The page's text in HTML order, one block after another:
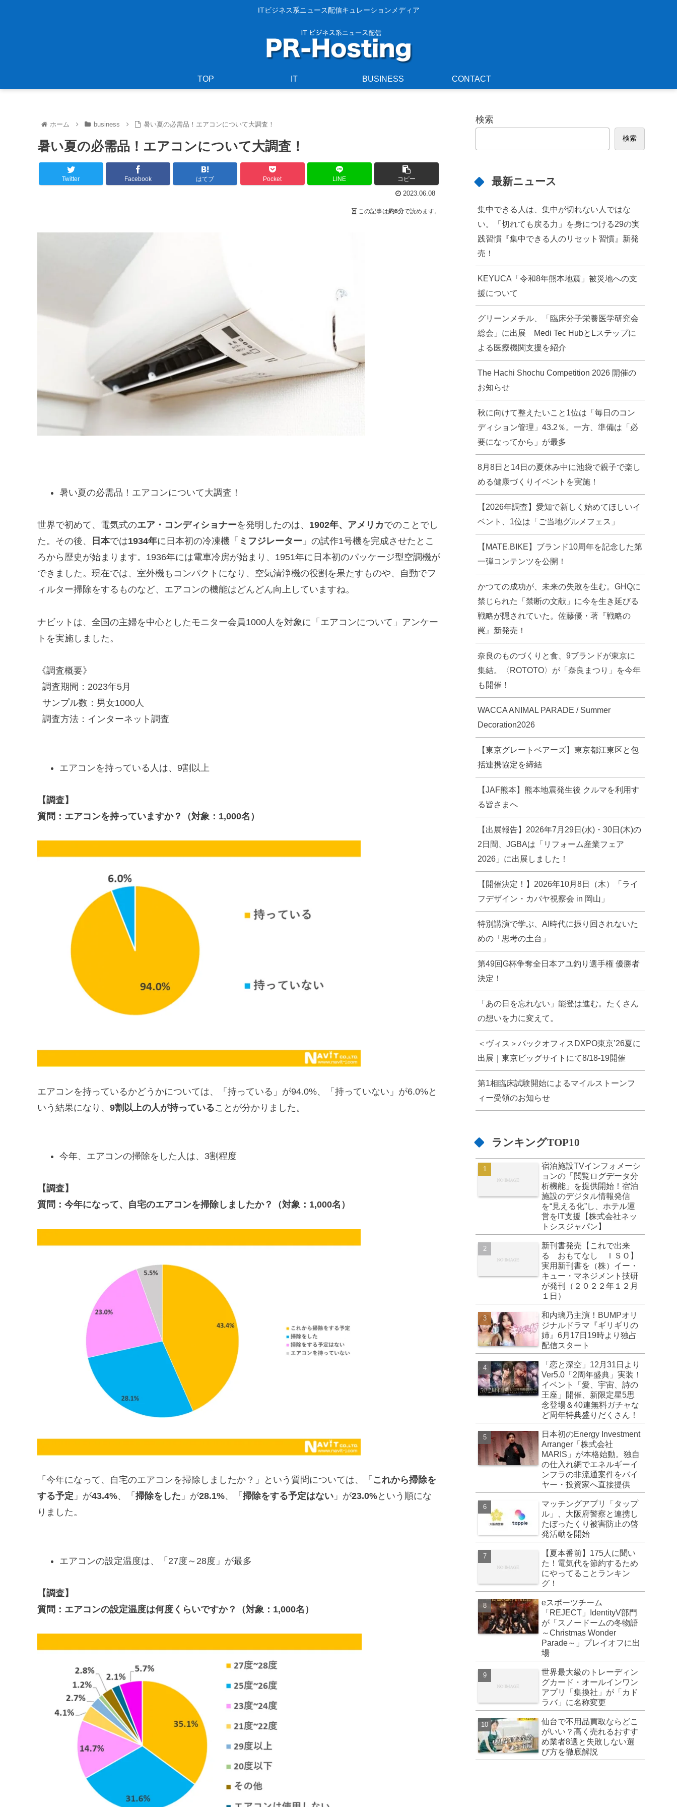
ITビジネス系ニュース配信キュレーションメディア
TOP IT BUSINESS CONTACT
ホーム business 暑い夏の必需品！エアコンについて大調査！
暑い夏の必需品！エアコンについて大調査！
Twitter Facebook はてブ Pocket LINE コピー
2023.06.08
この記事は約6分で読めます。
暑い夏の必需品！エアコンについて大調査！
世界で初めて、電気式のエア・コンディショナーを発明したのは、 1902年、アメリカでのことでし
た。その後、
日本では1934年に日本初の冷凍機「 ミフジレーター 」の試作1号機を完成させたとこ
ろから歴史が始まります。1936年には電車冷房が始まり、1951年に日本初のパッケージ型空調機が
できました。現在では、室外機もコンパクトになり、空気清浄機の役割を果たすものや、自動でフ
ィルター掃除をするものなど、エアコンの機能はどんどん向上していますね。
ナビットは、全国の主婦を中心としたモニター会員1000人を対象に「エアコンについて」アンケー
トを実施しました。
《調査概要》
調査期間：2023年5月
サンプル数：男女1000人
調査方法：インターネット調査
エアコンを持っている人は、9割以上
【調査】
質問：エアコンを持っていますか？（対象：1,000名）
エアコンを持っているかどうかについては、「持っている」が94.0%、「持っていない」が6.0%と
いう結果になり、 9割以上の人が持っていることが分かりました。
今年、エアコンの掃除をした人は、3割程度
【調査】
質問：今年になって、自宅のエアコンを掃除しましたか？（対象：1,000名）
「今年になって、自宅のエアコンを掃除しましたか？」という質問については、「 これから掃除を
する予定 」が43.4%、「 掃除をした 」が28.1%、「 掃除をする予定はない 」が23.0%という順にな
りました。
エアコンの設定温度は、「27度～28度」が最多
【調査】
質問：エアコンの設定温度は何度くらいですか？（対象：1,000名）
検索
検索
最新ニュース
集中できる人は、集中が切れない人ではな
い。「切れても戻る力」を身につける29の実
践習慣『集中できる人のリセット習慣』新発
売！
KEYUCA「令和8年熊本地震」被災地への支
援について
グリーンメチル、「臨床分子栄養医学研究会
総会」に出展 Medi Tec HubとLステップに
よる医療機関支援を紹介
The Hachi Shochu Competition 2026 開催の
お知らせ
秋に向けて整えたいこと1位は「毎日のコン
ディション管理」43.2％。一方、準備は「必
要になってから」が最多
8月8日と14日の夏休み中に池袋で親子で楽し
める健康づくりイベントを実施！
【2026年調査】愛知で新しく始めてほしいイ
ベント、1位は「ご当地グルメフェス」
【MATE.BIKE】ブランド10周年を記念した第
一弾コンテンツを公開！
かつての成功が、未来の失敗を生む。GHQに
禁じられた「禁断の文献」に今を生き延びる
戦略が隠されていた。佐藤優・著『戦略の
罠』新発売！
奈良のものづくりと食、9ブランドが東京に
集結。〈ROTOTO〉が「奈良まつり」を今年
も開催！
WACCA ANIMAL PARADE / Summer
Decoration2026
【東京グレートベアーズ】東京都江東区と包
括連携協定を締結
【JAF熊本】熊本地震発生後 クルマを利用す
る皆さまへ
【出展報告】2026年7月29日(水)・30日(木)の
2日間、JGBAは「リフォーム産業フェア
2026」に出展しました！
【開催決定！】2026年10月8日（木）「ライ
フデザイン・カバヤ視察会 in 岡山」
特別講演で学ぶ、AI時代に振り回されないた
めの「思考の土台」
第49回G杯争奪全日本アユ釣り選手権 優勝者
決定！
「あの日を忘れない」能登は進む。たくさん
の想いを力に変えて。
＜ヴィス＞バックオフィスDXPO東京’26夏に
出展｜東京ビッグサイトにて8/18-19開催
第1相臨床試験開始によるマイルストーンフ
ィー受領のお知らせ
ランキングTOP10
宿泊施設TVインフォメーシ
ョンの「閲覧ログデータ分
析機能」を提供開始！宿泊
施設のデジタル情報発信
を“見える化”し、ホテル運
営をIT支援【株式会社ネッ
トシスジャパン】
新刊書発売【これで出来
る おもてなし ＩＳＯ】
実用新刊書を（株）イー・
キュー・マネジメント技研
が発刊（２０２２年１２月
１日）
和内璃乃主演！BUMPオリ
ジナルドラマ『ギリギリの
姉』6月17日19時より独占
配信スタート
「恋と深空」12月31日より
Ver5.0「2周年盛典」実装！
イベント「愛、宇宙、詩の
王座」開催、新限定星5思
念登場＆40連無料ガチャな
ど周年特典盛りだくさん！
日本初のEnergy Investment
Arranger「株式会社
MARIS」が本格始動。独自
の仕入れ網でエネルギーイ
ンフラの非流通案件をバイ
ヤー・投資家へ直接提供
マッチングアプリ「タップ
ル」、大阪府警察と連携し
たぼったくり被害防止の啓
発活動を開始
【夏本番前】175人に聞い
た！電気代を節約するため
にやってることランキン
グ！
eスポーツチーム
「REJECT」IdentityV部門
が「スノードームの冬物語
～Christmas Wonder
Parade～」プレイオフに出
場
世界最大級のトレーディン
グカード・オールインワン
アプリ「集換社」が「カド
ラバ」に名称変更
仙台で不用品買取ならどこ
がいい？高く売れるおすす
め業者8選と失敗しない選
び方を徹底解説